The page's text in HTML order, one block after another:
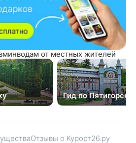
от местных жителей
Гид по Пятигорску
Отзывы о Курорт26.ру